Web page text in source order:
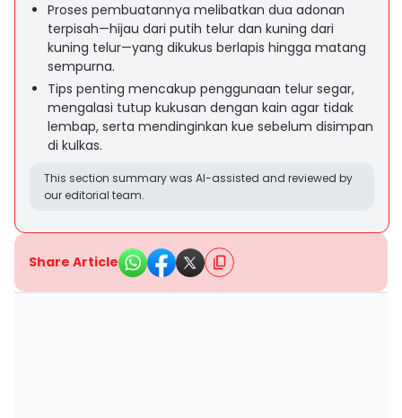
Proses pembuatannya melibatkan dua adonan
terpisah—hijau dari putih telur dan kuning dari
kuning telur—yang dikukus berlapis hingga matang
sempurna.
Tips penting mencakup penggunaan telur segar,
mengalasi tutup kukusan dengan kain agar tidak
lembap, serta mendinginkan kue sebelum disimpan
di kulkas.
This section summary was AI-assisted and reviewed by
our editorial team.
Share Article